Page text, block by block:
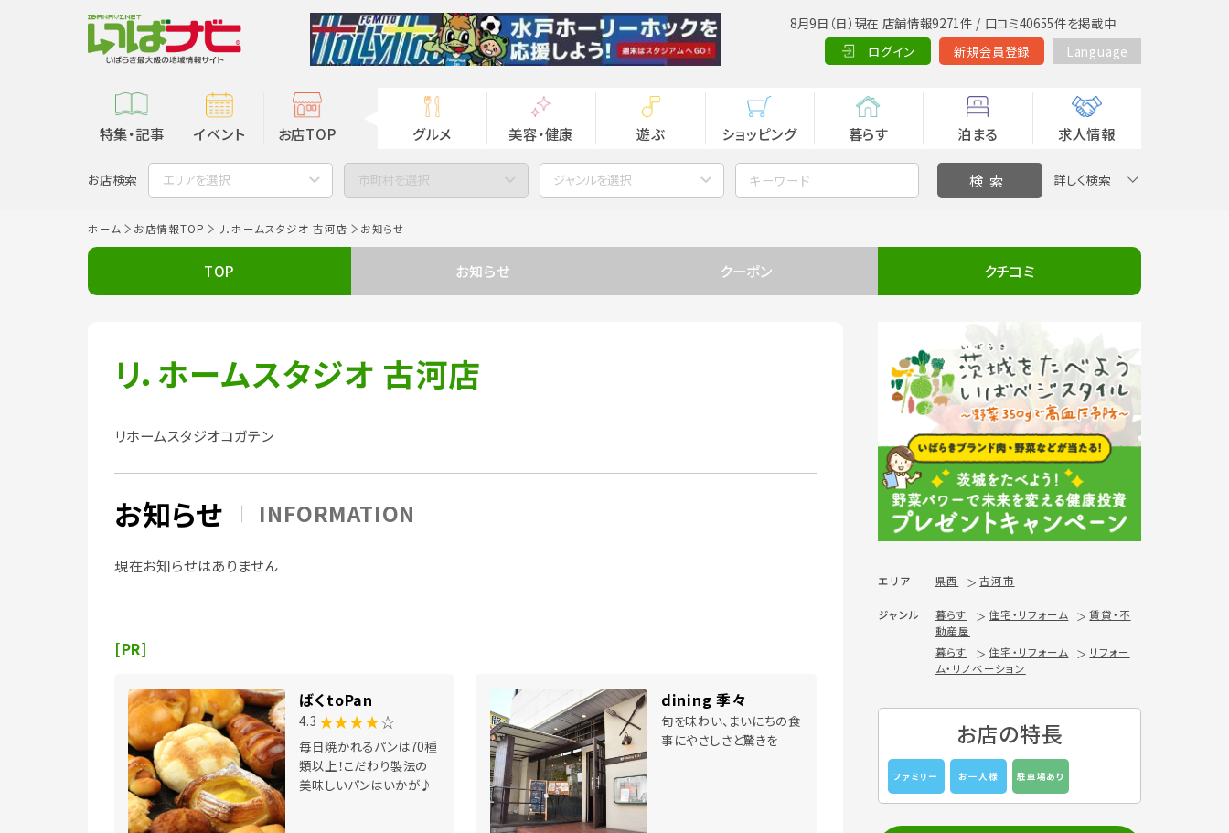
8月9日（日）現在 店舗情報9271件 / 口コミ40655件を掲載中
ログイン
新規会員登録 Language
特集・記事 イベント お店TOP グルメ 美容・健康 遊ぶ ショッピング 暮らす 泊まる 求人情報
お店検索 エリアを選択 市町村を選択 ジャンルを選択 詳しく検索
ホーム お店情報TOP リ．ホームスタジオ 古河店 お知らせ
TOP お知らせ クーポン クチコミ
リ．ホームスタジオ 古河店
リホームスタジオコガテン
お知らせ INFORMATION
現在お知らせはありません
[PR]
ばくtoPan
4.3 ★★★★☆
毎日焼かれるパンは70種
類以上！こだわり製法の
美味しいパンはいかが♪
dining 季々
旬を味わい、まいにちの食
事にやさしさと驚きを
エリア 県西 古河市
ジャンル 暮らす 住宅・リフォーム
賃貸・不
動産屋
暮らす
住宅・リフォーム
リフォー
ム・リノベーション
お店の特長
ファミリー お一人様 駐車場あり